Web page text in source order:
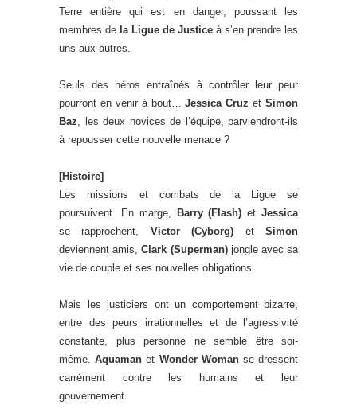
Terre entière qui est en danger, poussant les
membres de la Ligue de Justice à s’en prendre les
uns aux autres.
Seuls des héros entraînés à contrôler leur peur
pourront en venir à bout…Jessica Cruz et Simon
Baz , les deux novices de l’équipe, parviendront-ils
à repousser cette nouvelle menace ?
[Histoire]
Les missions et combats de la Ligue se
poursuivent. En marge,
Barry (Flash) etJessica
se rapprochent, Victor (Cyborg) etSimon
deviennent amis,Clark (Superman)jongle avec sa
vie de couple et ses nouvelles obligations.
Mais les justiciers ont un comportement bizarre,
entre des peurs irrationnelles et de l’agressivité
constante, plus personne ne semble être soi-
même.Aquaman et Wonder Woman se dressent
carrément contre les humains et leur
gouvernement.